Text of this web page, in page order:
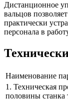
Дистанционное
вальцов
практически
персонала в
Наименование
1. Техническая
половины станка